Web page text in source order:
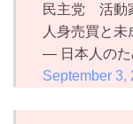
民主党 活動
人身売買と
— 日本人のた
September 3,